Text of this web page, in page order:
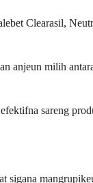
Clearasil,
anjeun milih
sareng
sigana